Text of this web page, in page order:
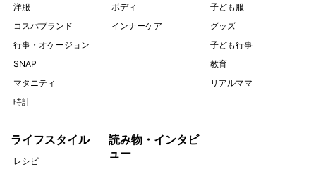
洋服
コスパブランド
行事・オケージョン
SNAP
マタニティ
時計
ボディ
インナーケア
子ども服
グッズ
子ども行事
教育
リアルママ
ライフスタイル
レシピ
読み物・インタビ
ュー